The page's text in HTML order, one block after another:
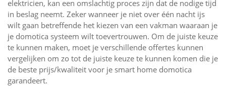
elektricien, kan een omslachtig proces zijn dat de nodige tijd
in beslag neemt. Zeker wanneer je niet over één nacht ijs
wilt gaan betreffende het kiezen van een vakman waaraan je
je domotica systeem wilt toevertrouwen. Om de juiste keuze
te kunnen maken, moet je verschillende offertes kunnen
vergelijken om zo tot de juiste keuze te kunnen komen die je
de beste prijs/kwaliteit voor je smart home domotica
garandeert.